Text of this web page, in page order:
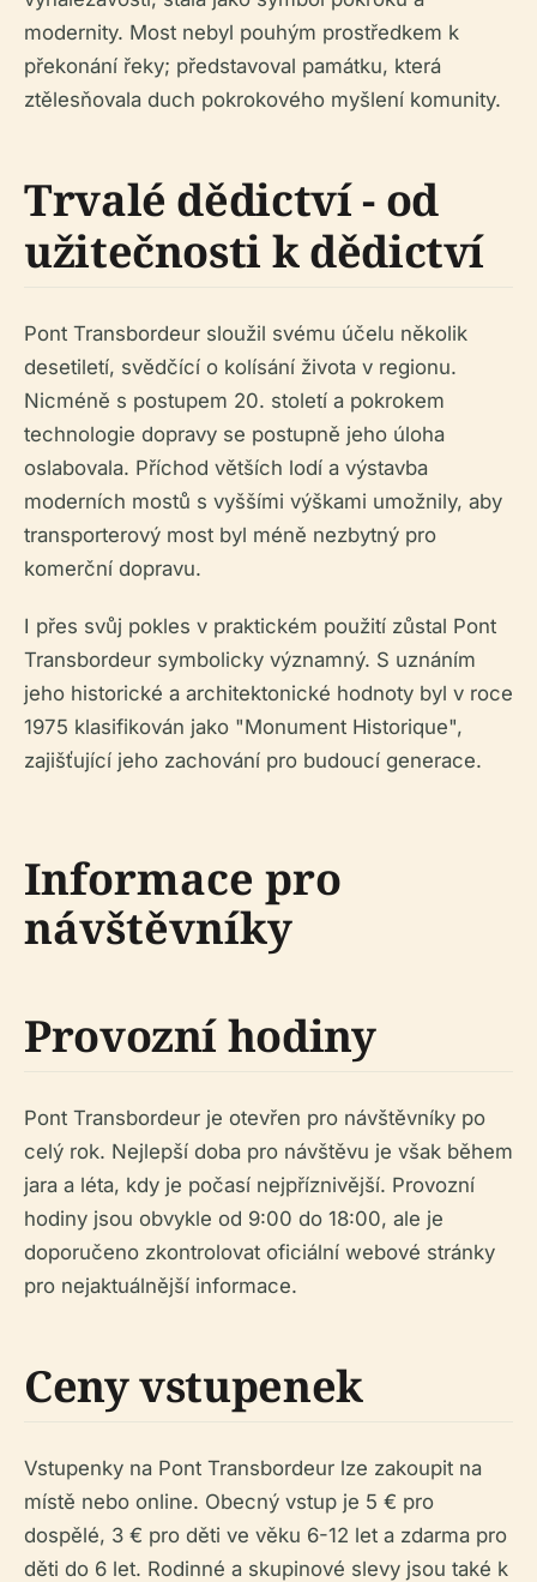
modernity. Most nebyl pouhým prostředkem k
překonání řeky; představoval památku, která
ztělesňovala duch pokrokového myšlení komunity.
Trvalé dědictví - od
užitečnosti k dědictví
Pont Transbordeur sloužil svému účelu několik
desetiletí, svědčící o kolísání života v regionu.
Nicméně s postupem 20. století a pokrokem
technologie dopravy se postupně jeho úloha
oslabovala. Příchod větších lodí a výstavba
moderních mostů s vyššími výškami umožnily, aby
transporterový most byl méně nezbytný pro
komerční dopravu.
I přes svůj pokles v praktickém použití zůstal Pont
Transbordeur symbolicky významný. S uznáním
jeho historické a architektonické hodnoty byl v roce
1975 klasifikován jako "Monument Historique",
zajišťující jeho zachování pro budoucí generace.
Informace pro
návštěvníky
Provozní hodiny
Pont Transbordeur je otevřen pro návštěvníky po
celý rok. Nejlepší doba pro návštěvu je však během
jara a léta, kdy je počasí nejpříznivější. Provozní
hodiny jsou obvykle od 9:00 do 18:00, ale je
doporučeno zkontrolovat oficiální webové stránky
pro nejaktuálnější informace.
Ceny vstupenek
Vstupenky na Pont Transbordeur lze zakoupit na
místě nebo online. Obecný vstup je 5 € pro
dospělé, 3 € pro děti ve věku 6-12 let a zdarma pro
děti do 6 let. Rodinné a skupinové slevy jsou také k